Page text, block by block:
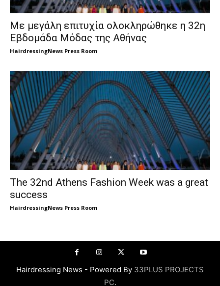
Με μεγάλη επιτυχία ολοκληρώθηκε η 32η
Εβδομάδα Μόδας της Αθήνας
HairdressingNews Press Room
The 32nd Athens Fashion Week was a great
success
HairdressingNews Press Room
Hairdressing News - Powered By 33PLUS PROJECTS
PC.